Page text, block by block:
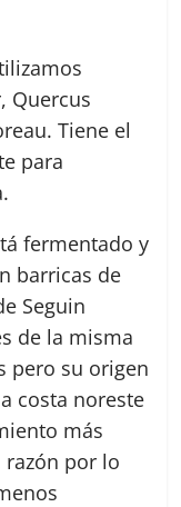
Quercus
Tiene el
para
fermentado y
barricas de
Seguin
de la misma
pero su origen
costa noreste
más
razón por lo